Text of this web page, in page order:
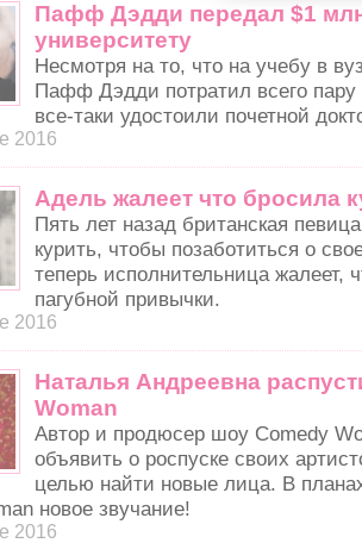
Пафф Дэдди передал $1
университету
Несмотря на то, что на учебу в
Пафф Дэдди потратил всего пару
все-таки удостоили почетной
2016
Адель жалеет что бросила
Пять лет назад британская
курить, чтобы позаботиться о
теперь исполнительница жалеет,
пагубной привычки.
2016
Наталья Андреевна
Woman
Автор и продюсер шоу Comedy
объявить о роспуске своих
целью найти новые лица. В
новое звучание!
2016